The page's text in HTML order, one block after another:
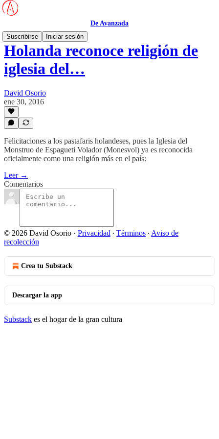
De Avanzada
Suscribirse
Iniciar sesión
Holanda reconoce religión de
iglesia del…
David Osorio
ene 30, 2016
Felicitaciones a los pastafaris holandeses, pues la Iglesia del
Monstruo de Espagueti Volador (Monesvol) ya es reconocida
oficialmente como una religión más en el país:
Leer →
Comentarios
© 2026 David Osorio · Privacidad ∙ Términos ∙ Aviso de
recolección
Crea tu Substack
Descargar la app
Substack es el hogar de la gran cultura